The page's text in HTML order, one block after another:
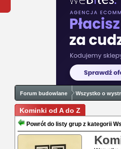
Forum budowlane Wszystko o
Kominki od A do Z
Powrót do listy grup z kategorii